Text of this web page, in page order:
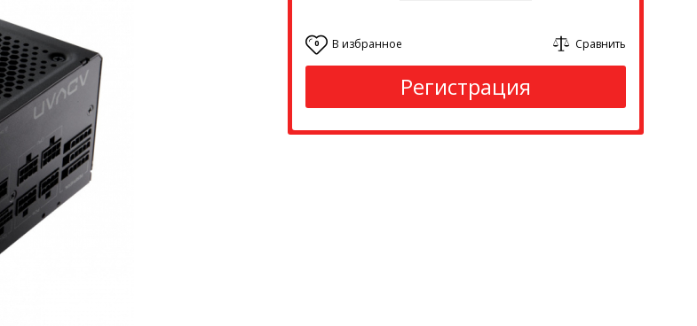
0 В избранное Сравнить
Регистрация